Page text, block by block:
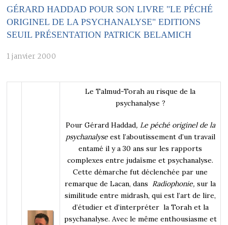
GÉRARD HADDAD POUR SON LIVRE "LE PÉCHÉ
ORIGINEL DE LA PSYCHANALYSE" EDITIONS
SEUIL PRÉSENTATION PATRICK BELAMICH
1 janvier 2000
Le Talmud-Torah au risque de la
psychanalyse ?
Pour Gérard Haddad, Le péché originel de la
psychanalyseest l’aboutissement d’un travail
entamé il y a 30 ans sur les rapports
complexes entre judaïsme et psychanalyse.
Cette démarche fut déclenchée par une
remarque de Lacan, dans
Radiophonie,sur la
similitude entre midrash, qui est l’art de lire,
d’étudier et d’interpréter la Torah et la
psychanalyse. Avec le même enthousiasme et